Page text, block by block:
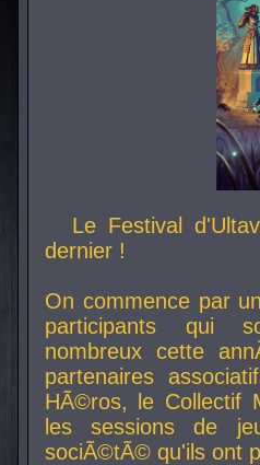
Le Festival
dernier !
On commence par
participants qui
nombreux cette
partenaires
HÃ©ros, le Collectif
les sessions de
sociÃ©tÃ© qu'ils ont